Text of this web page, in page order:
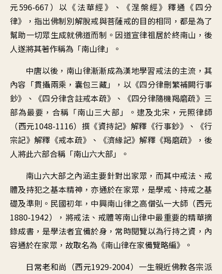
元596-667）以《法華經》、《涅槃經》釋通《四分
律》，指出佛制別解脫戒與菩薩戒的目的相同，都是為了
幫助一切眾生成就佛道而制。因道宣律祖居於終南山，後
人遂將其著作稱為「南山律」。
中唐以後，南山律漸漸成為漢地學習戒法的主流，其
內容「貫攝兩乘，囊包三藏」，以《四分律刪繁補闕行事
鈔》、《四分律含註戒本疏》、《四分律隨機羯磨疏》三
部為最要，合稱「南山三大部」。逮及北宋，元照律師
（西元1048-1116）撰《資持記》解釋《行事鈔》、《行
宗記》解釋《戒本疏》、《濟緣記》解釋《羯磨疏》，後
人將此六部合稱「南山六大部」。
南山六大部之內涵主要針對出家眾，而其中戒法、戒
體及持犯之基本精神，亦通於在家眾，是學戒、持戒之基
礎及準則。民國初年，中興南山律之高僧弘一大師（西元
1880-1942），將戒法、戒體等南山律中最重要的精華摘
錄成書，是學法者宜備於身，常時閱覽以為行持之資，內
容通於在家眾，故取名為《南山律在家備覽略編》。
日常老和尚（西元1929-2004）一生親近佛教各宗派